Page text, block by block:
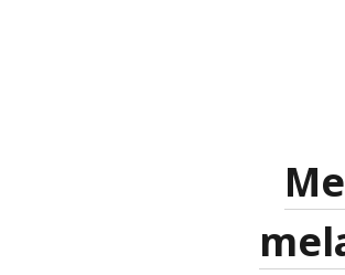
Perpustakaan Keliling untuk Menyemai
Menggunakan Teknologi Terbaru dalam